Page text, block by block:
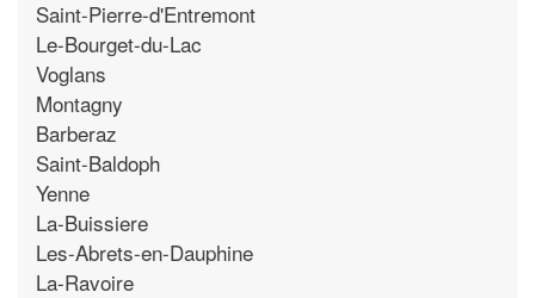
Saint-Pierre-d'Entremont
Le-Bourget-du-Lac
Voglans
Montagny
Barberaz
Saint-Baldoph
Yenne
La-Buissiere
Les-Abrets-en-Dauphine
La-Ravoire